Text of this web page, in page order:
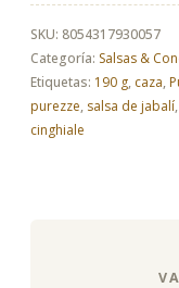
Purezze
190
g
–
gourmet
cantidad
SKU: 8054317930057
Categoría: Salsas &
Etiquetas: 190 g, caza,
purezze, salsa de jabalí,
cinghiale